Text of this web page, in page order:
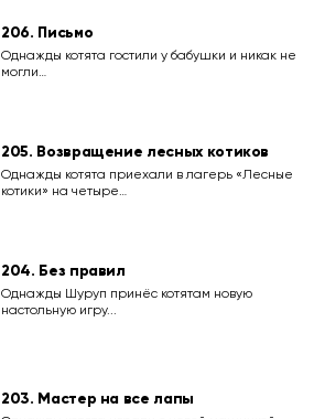
206. Письмо
Однажды котята гостили у бабушки и никак не
могли…
205. Возвращение лесных котиков
Однажды котята приехали в лагерь «Лесные
котики» на четыре…
204. Без правил
Однажды Шуруп принёс котятам новую
настольную игру...
203. Мастер на все лапы